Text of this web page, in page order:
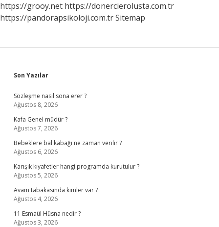
https://grooy.net https://donercierolusta.com.tr
https://pandorapsikoloji.com.trSitemap
Sidebar
Son Yazılar
Sözleşme nasıl sona erer ?
Ağustos 8, 2026
Kafa Genel müdür ?
Ağustos 7, 2026
Bebeklere bal kabağı ne zaman verilir ?
Ağustos 6, 2026
Karışık kıyafetler hangi programda kurutulur ?
Ağustos 5, 2026
Avam tabakasında kimler var ?
Ağustos 4, 2026
11 Esmaül Hüsna nedir ?
Ağustos 3, 2026